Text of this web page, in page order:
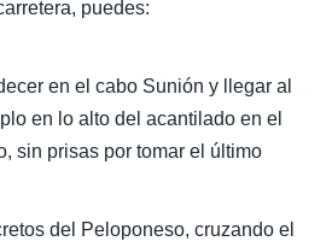
puedes:
en el cabo Sunión y llegar al
en lo alto del acantilado en el
sin prisas por tomar el último
del Peloponeso, cruzando el